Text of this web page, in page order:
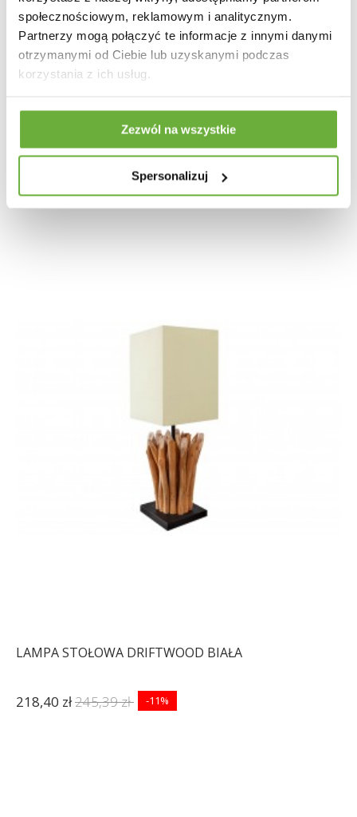
społecznościowym, reklamowym i analitycznym.
Partnerzy mogą połączyć te informacje z innymi danymi
otrzymanymi od Ciebie lub uzyskanymi podczas
korzystania z ich usług.
Zezwól na wszystkie
Spersonalizuj
LAMPA STOŁOWA DRIFTWOOD BRĄZOWA
LAMPA STOŁOWA DRIFTWOOD BIAŁA
218,40 zł245,39 zł -11%